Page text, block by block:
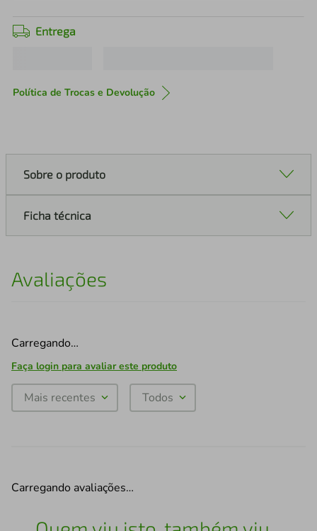
Entrega
Política de Trocas e Devolução
Sobre o produto
Ficha técnica
Avaliações
Carregando…
Faça login para avaliar este produto
Mais recentes Todos
Carregando avaliações…